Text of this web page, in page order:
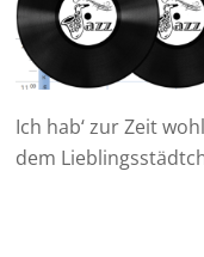
Ich hab‘ zur Zeit
dem